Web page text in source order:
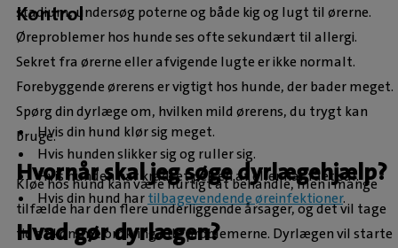
Kontrol
stadium, undersøg poterne og både kig og lugt til ørerne.
Øreproblemer hos hunde ses ofte sekundært til allergi.
Sekret fra ørerne eller afvigende lugte er ikke normalt.
Forebyggende ørerens er vigtigt hos hunde, der bader meget.
Spørg din dyrlæge om, hvilken mild ørerens, du trygt kan
bruge.
Hvornår skal jeg søge dyrlægehjælp?
Hvis din hund klør sig meget.
Hvis hunden slikker sig og ruller sig.
Hvis hunden har kradset pelsen af eller har fået sår.
Hvis din hund hartilbagevendende øreinfektioner.
Hvad gør dyrlægen?
Kløe hos hund kan være hurtigt at behandle, men i mange
tilfælde har den flere underliggende årsager, og det vil tage
tid at komme omkring alle problemerne. Dyrlægen vil starte